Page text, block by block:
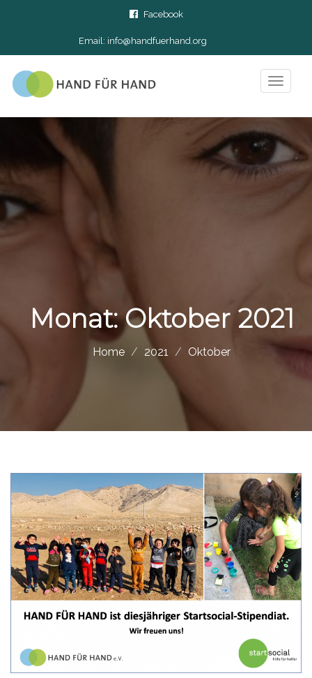
Facebook
Email: info@handfuerhand.org
Monat:Oktober 2021
Home 2021 Oktober